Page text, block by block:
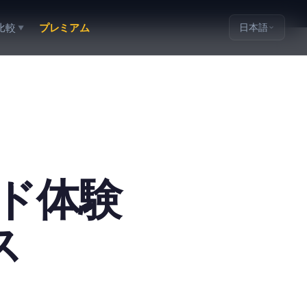
較 ▼ プレミアム 日本語
体験